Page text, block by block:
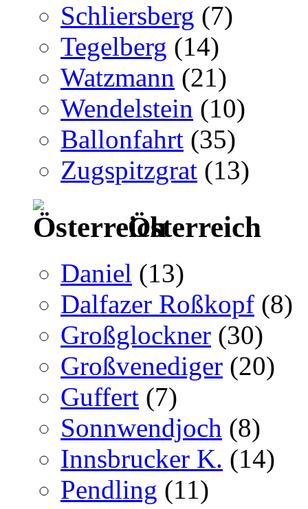
Schliersberg (7)
Tegelberg (14)
Watzmann (21)
Wendelstein (10)
Ballonfahrt (35)
Zugspitzgrat (13)
Österreich
Daniel (13)
Dalfazer Roßkopf (8)
Großglockner (30)
Großvenediger (20)
Guffert (7)
Sonnwendjoch (8)
Innsbrucker K. (14)
Pendling (11)